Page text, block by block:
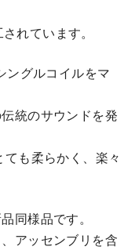
れています。
ングルコイルをマ
統のサウンドを発
も柔らかく、楽々
同様品です。
アッセンブリを含